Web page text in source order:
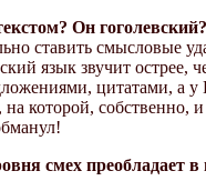
Он
ставить смысловые
язык звучит
цитатами, а у
на которой, собственно,
смех преобладает